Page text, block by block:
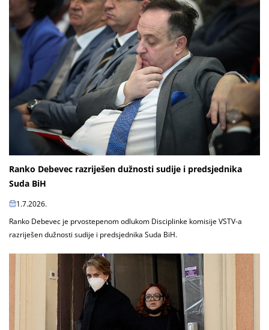
Ranko Debevec razriješen dužnosti sudije i predsjednika
Suda BiH
1.7.2026.
Ranko Debevec je prvostepenom odlukom Disciplinke komisije VSTV-a
razriješen dužnosti sudije i predsjednika Suda BiH.